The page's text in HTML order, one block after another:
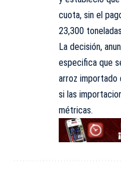
cuota, sin el
23,300
La decisión,
especifica que
arroz importado
si las
métricas.